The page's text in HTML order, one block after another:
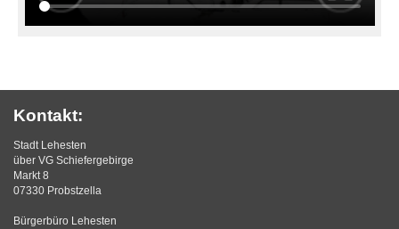
Kontakt:
Stadt Lehesten
über VG Schiefergebirge
Markt 8
07330 Probstzella
Bürgerbüro Lehesten